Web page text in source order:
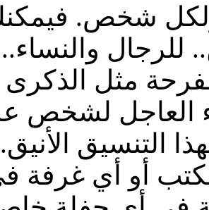
شخص.
للرجال
مثل الذكرى
العاجل لشخص
الأنيق.
أو أي غرفة